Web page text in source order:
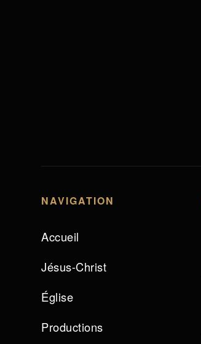
NAVIGATION
Accueil
Jésus-Christ
Église
Productions